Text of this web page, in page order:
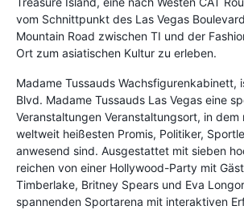
vom Schnittpunkt des Las Vegas
Mountain Road zwischen TI und der
Ort zum asiatischen Kultur zu erleben.
Madame Tussauds Wachsfigurenkabinett,
Blvd. Madame Tussauds Las Vegas eine
Veranstaltungen Veranstaltungsort, in dem
weltweit heißesten Promis, Politiker,
anwesend sind. Ausgestattet mit sieben
reichen von einer Hollywood-Party mit
Timberlake, Britney Spears und Eva
spannenden Sportarena mit interaktiven